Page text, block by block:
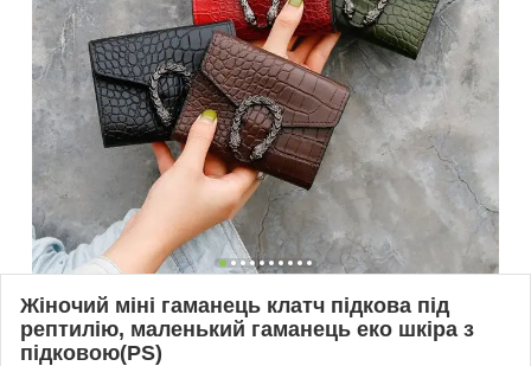
Жіночий міні гаманець клатч підкова під
рептилію, маленький гаманець еко шкіра з
підковою(PS)